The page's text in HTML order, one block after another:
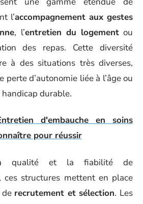
l’accompagnement aux gestes
, l’entretien du logementou
des repas. Cette diversité
à des situations très diverses,
perte d’autonomie liée à l’âge ou
durable.
d'embauche en soins
pour réussir
qualité et la fiabilité de
ces structures mettent en place
recrutement et sélection. Les